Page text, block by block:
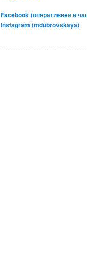
Facebook (оперативнее и
Instagram (mdubrovskaya)